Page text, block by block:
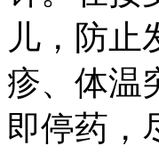
儿，防止
疹、体温
即停药，